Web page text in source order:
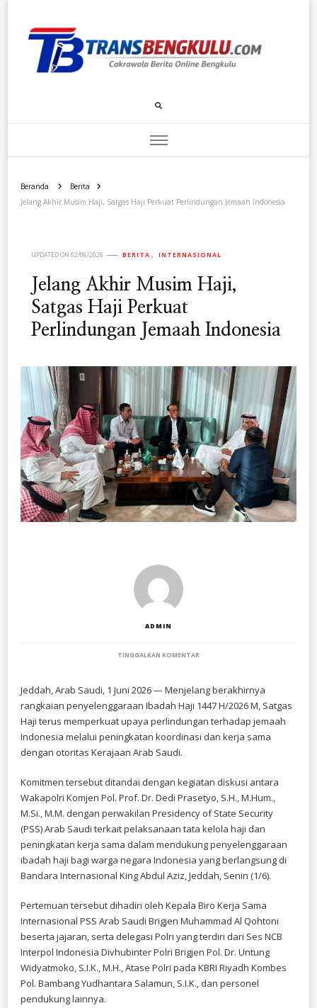
Transbengkulu.com
Beranda
Berita
Jelang Akhir Musim Haji, Satgas Haji Perkuat Perlindungan Jemaah Indonesia
UPDATED ON 02/06/2026 BERITA INTERNASIONAL
Jelang Akhir Musim Haji,
Satgas Haji Perkuat
Perlindungan Jemaah Indonesia
ADMIN
TINGGALKAN KOMENTAR
MUSIM
HAJI,
SATGAS
HAJI
PERLINDUNGAN
Jeddah, Arab Saudi, 1 Juni 2026 — Menjelang berakhirnya
rangkaian penyelenggaraan Ibadah Haji 1447 H/2026 M, Satgas
Haji terus memperkuat upaya perlindungan terhadap jemaah
Indonesia melalui peningkatan koordinasi dan kerja sama
dengan otoritas Kerajaan Arab Saudi.
Komitmen tersebut ditandai dengan kegiatan diskusi antara
Wakapolri Komjen Pol. Prof. Dr. Dedi Prasetyo, S.H., M.Hum.,
M.Si., M.M. dengan perwakilan Presidency of State Security
(PSS) Arab Saudi terkait pelaksanaan tata kelola haji dan
peningkatan kerja sama dalam mendukung penyelenggaraan
ibadah haji bagi warga negara Indonesia yang berlangsung di
Bandara Internasional King Abdul Aziz, Jeddah, Senin (1/6).
Pertemuan tersebut dihadiri oleh Kepala Biro Kerja Sama
Internasional PSS Arab Saudi Brigjen Muhammad Al Qohtoni
beserta jajaran, serta delegasi Polri yang terdiri dari Ses NCB
Interpol Indonesia Divhubinter Polri Brigjen Pol. Dr. Untung
Widyatmoko, S.I.K., M.H., Atase Polri pada KBRI Riyadh Kombes
Pol. Bambang Yudhantara Salamun, S.I.K., dan personel
pendukung lainnya.